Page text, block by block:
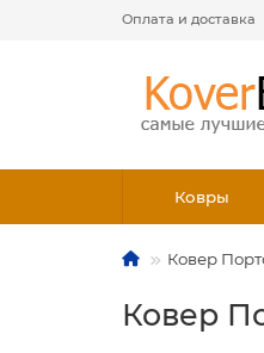
Оплата и доставка
Ковры
Ковер
Ковер